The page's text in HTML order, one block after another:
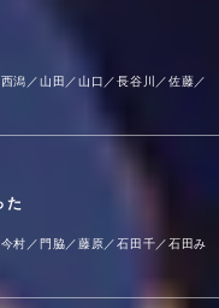
潟／山田／山口／長谷川／佐藤／
た
村／門脇／藤原／石田千／石田み